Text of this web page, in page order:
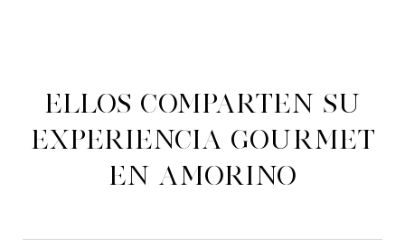
Ellos comparten su
experiencia gourmet
en Amorino